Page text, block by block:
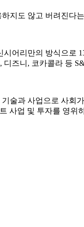
지도 않고 버려진
시어리만의 방식으로
즈니, 코카콜라 등
술과 사업으로 사회
사업 및 투자를 영위